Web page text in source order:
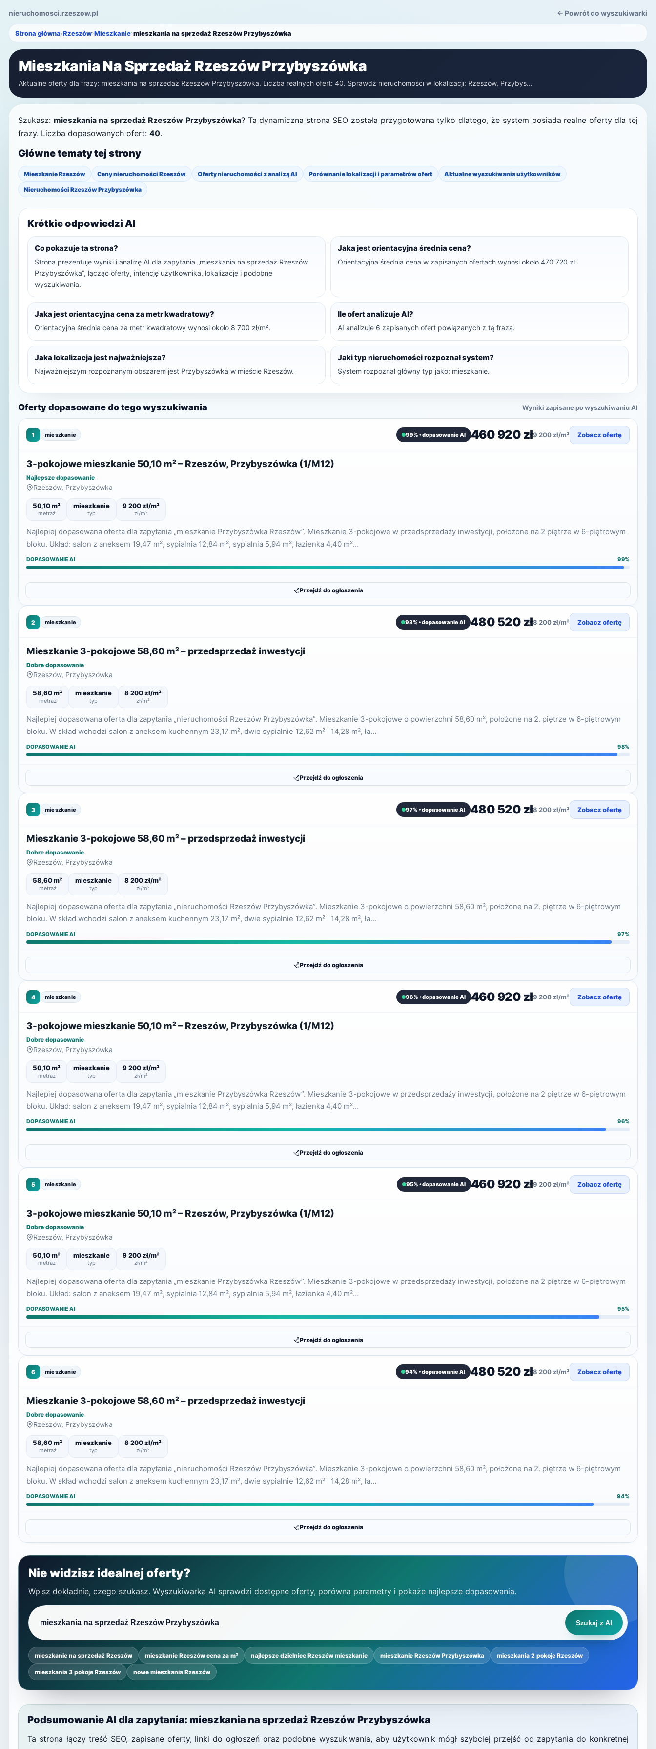
nieruchomosci.rzeszow.pl ← Powrót do wyszukiwarki
Strona główna›Rzeszów›Mieszkanie›mieszkania na sprzedaż Rzeszów Przybyszówka
Mieszkania Na Sprzedaż Rzeszów Przybyszówka
Aktualne oferty dla frazy: mieszkania na sprzedaż Rzeszów Przybyszówka. Liczba realnych ofert: 40. Sprawdź nieruchomości w lokalizacji: Rzeszów, Przybys...
Szukasz: mieszkania na sprzedaż Rzeszów Przybyszówka? Ta dynamiczna strona SEO została przygotowana tylko dlatego, że system posiada realne oferty dla tej
frazy. Liczba dopasowanych ofert: 40.
Główne tematy tej strony
Mieszkanie Rzeszów Ceny nieruchomości Rzeszów Oferty nieruchomości z analizą AI Porównanie lokalizacji i parametrów ofert Aktualne wyszukiwania użytkowników
Nieruchomości Rzeszów Przybyszówka
Krótkie odpowiedzi AI
Co pokazuje ta strona?
Strona prezentuje wyniki i analizę AI dla zapytania „mieszkania na sprzedaż Rzeszów
Przybyszówka”, łącząc oferty, intencję użytkownika, lokalizację i podobne
wyszukiwania.
Jaka jest orientacyjna średnia cena?
Orientacyjna średnia cena w zapisanych ofertach wynosi około 470 720 zł.
Jaka jest orientacyjna cena za metr kwadratowy?
Orientacyjna średnia cena za metr kwadratowy wynosi około 8 700 zł/m².
Ile ofert analizuje AI?
AI analizuje 6 zapisanych ofert powiązanych z tą frazą.
Jaka lokalizacja jest najważniejsza?
Najważniejszym rozpoznanym obszarem jest Przybyszówka w mieście Rzeszów.
Jaki typ nieruchomości rozpoznał system?
System rozpoznał główny typ jako: mieszkanie.
Oferty dopasowane do tego wyszukiwania Wyniki zapisane po wyszukiwaniu AI
1 mieszkanie 99% • dopasowanie AI 460 920 zł9 200 zł/m² Zobacz ofertę
3-pokojowe mieszkanie 50,10 m² – Rzeszów, Przybyszówka (1/M12)
Najlepsze dopasowanie
Rzeszów, Przybyszówka
50,10 m²
metraż
mieszkanie
typ
9 200 zł/m²
zł/m²
Najlepiej dopasowana oferta dla zapytania „mieszkanie Przybyszówka Rzeszów”. Mieszkanie 3-pokojowe w przedsprzedaży inwestycji, położone na 2 piętrze w 6-piętrowym
bloku. Układ: salon z aneksem 19,47 m², sypialnia 12,84 m², sypialnia 5,94 m², łazienka 4,40 m²…
DOPASOWANIE AI 99%
Przejdź do ogłoszenia
2 mieszkanie 98% • dopasowanie AI 480 520 zł8 200 zł/m² Zobacz ofertę
Mieszkanie 3-pokojowe 58,60 m² – przedsprzedaż inwestycji
Dobre dopasowanie
Rzeszów, Przybyszówka
58,60 m²
metraż
mieszkanie
typ
8 200 zł/m²
zł/m²
Najlepiej dopasowana oferta dla zapytania „nieruchomości Rzeszów Przybyszówka”. Mieszkanie 3-pokojowe o powierzchni 58,60 m², położone na 2. piętrze w 6-piętrowym
bloku. W skład wchodzi salon z aneksem kuchennym 23,17 m², dwie sypialnie 12,62 m² i 14,28 m², ła…
DOPASOWANIE AI 98%
Przejdź do ogłoszenia
3 mieszkanie 97% • dopasowanie AI 480 520 zł8 200 zł/m² Zobacz ofertę
Mieszkanie 3-pokojowe 58,60 m² – przedsprzedaż inwestycji
Dobre dopasowanie
Rzeszów, Przybyszówka
58,60 m²
metraż
mieszkanie
typ
8 200 zł/m²
zł/m²
Najlepiej dopasowana oferta dla zapytania „nieruchomości Rzeszów Przybyszówka”. Mieszkanie 3-pokojowe o powierzchni 58,60 m², położone na 2. piętrze w 6-piętrowym
bloku. W skład wchodzi salon z aneksem kuchennym 23,17 m², dwie sypialnie 12,62 m² i 14,28 m², ła…
DOPASOWANIE AI 97%
Przejdź do ogłoszenia
4 mieszkanie 96% • dopasowanie AI 460 920 zł9 200 zł/m² Zobacz ofertę
3-pokojowe mieszkanie 50,10 m² – Rzeszów, Przybyszówka (1/M12)
Dobre dopasowanie
Rzeszów, Przybyszówka
50,10 m²
metraż
mieszkanie
typ
9 200 zł/m²
zł/m²
Najlepiej dopasowana oferta dla zapytania „mieszkanie Przybyszówka Rzeszów”. Mieszkanie 3-pokojowe w przedsprzedaży inwestycji, położone na 2 piętrze w 6-piętrowym
bloku. Układ: salon z aneksem 19,47 m², sypialnia 12,84 m², sypialnia 5,94 m², łazienka 4,40 m²…
DOPASOWANIE AI 96%
Przejdź do ogłoszenia
5 mieszkanie 95% • dopasowanie AI 460 920 zł9 200 zł/m² Zobacz ofertę
3-pokojowe mieszkanie 50,10 m² – Rzeszów, Przybyszówka (1/M12)
Dobre dopasowanie
Rzeszów, Przybyszówka
50,10 m²
metraż
mieszkanie
typ
9 200 zł/m²
zł/m²
Najlepiej dopasowana oferta dla zapytania „mieszkanie Przybyszówka Rzeszów”. Mieszkanie 3-pokojowe w przedsprzedaży inwestycji, położone na 2 piętrze w 6-piętrowym
bloku. Układ: salon z aneksem 19,47 m², sypialnia 12,84 m², sypialnia 5,94 m², łazienka 4,40 m²…
DOPASOWANIE AI 95%
Przejdź do ogłoszenia
6 mieszkanie 94% • dopasowanie AI 480 520 zł8 200 zł/m² Zobacz ofertę
Mieszkanie 3-pokojowe 58,60 m² – przedsprzedaż inwestycji
Dobre dopasowanie
Rzeszów, Przybyszówka
58,60 m²
metraż
mieszkanie
typ
8 200 zł/m²
zł/m²
Najlepiej dopasowana oferta dla zapytania „nieruchomości Rzeszów Przybyszówka”. Mieszkanie 3-pokojowe o powierzchni 58,60 m², położone na 2. piętrze w 6-piętrowym
bloku. W skład wchodzi salon z aneksem kuchennym 23,17 m², dwie sypialnie 12,62 m² i 14,28 m², ła…
DOPASOWANIE AI 94%
Przejdź do ogłoszenia
Nie widzisz idealnej oferty?
Wpisz dokładnie, czego szukasz. Wyszukiwarka AI sprawdzi dostępne oferty, porówna parametry i pokaże najlepsze dopasowania.
Szukaj z AI
mieszkanie na sprzedaż Rzeszów mieszkanie Rzeszów cena za m² najlepsze dzielnice Rzeszów mieszkanie mieszkanie Rzeszów Przybyszówka mieszkania 2 pokoje Rzeszów
mieszkania 3 pokoje Rzeszów nowe mieszkania Rzeszów
Podsumowanie AI dla zapytania: mieszkania na sprzedaż Rzeszów Przybyszówka
Ta strona łączy treść SEO, zapisane oferty, linki do ogłoszeń oraz podobne wyszukiwania, aby użytkownik mógł szybciej przejść od zapytania do konkretnej